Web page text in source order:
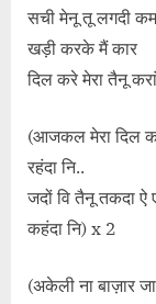
सची मेनू तू लगदी
खड़ी करके मैं कार
दिल करे मेरा तैनू
(आजकल मेरा दिल
रहंदा नि..
जदों वि तैनू तकदा ऐ
कहंदा नि) x 2
(अकेली ना बाज़ार